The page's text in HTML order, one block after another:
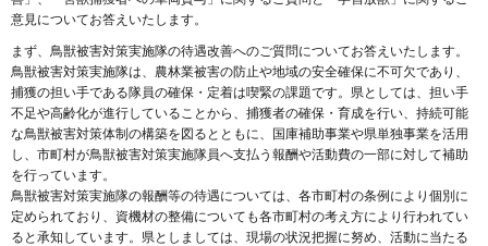
意見についてお答えいたします。
まず、鳥獣被害対策実施隊の待遇改善へのご質問についてお答えいたします。
鳥獣被害対策実施隊は、農林業被害の防止や地域の安全確保に不可欠であり、
捕獲の担い手である隊員の確保・定着は喫緊の課題です。県としては、担い手
不足や高齢化が進行していることから、捕獲者の確保・育成を行い、持続可能
な鳥獣被害対策体制の構築を図るとともに、国庫補助事業や県単独事業を活用
し、市町村が鳥獣被害対策実施隊員へ支払う報酬や活動費の一部に対して補助
を行っています。
鳥獣被害対策実施隊の報酬等の待遇については、各市町村の条例により個別に
定められており、資機材の整備についても各市町村の考え方により行われてい
ると承知しています。県としましては、現場の状況把握に努め、活動に当たる